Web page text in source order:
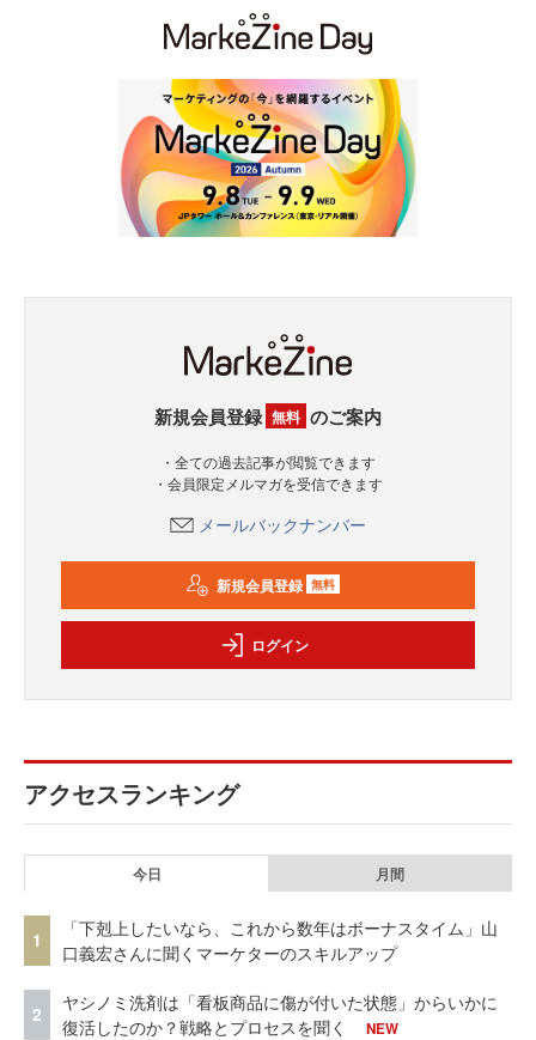
新規会員登録 無料 のご案内
・全ての過去記事が閲覧できます
・会員限定メルマガを受信できます
メールバックナンバー
新規会員登録 無料
ログイン
アクセスランキング
今日 月間
1
「下剋上したいなら、これから数年はボーナスタイム」山
口義宏さんに聞くマーケターのスキルアップ
2
ヤシノミ洗剤は「看板商品に傷が付いた状態」からいかに
復活したのか？戦略とプロセスを聞く
NEW